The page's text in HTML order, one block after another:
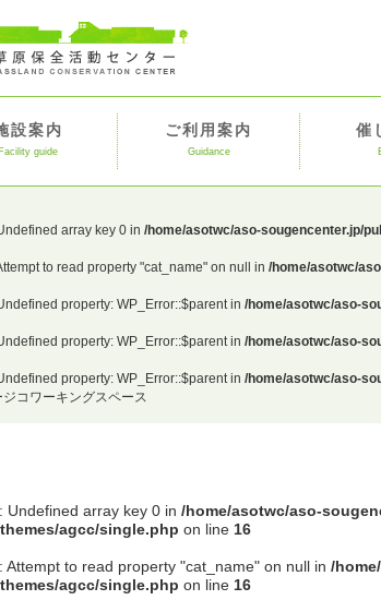
設案内
Facility guide
ご利用案内
Guidance
催
array key 0 in /home/asotwc/aso-sougencenter.jp/
to read property "cat_name" on null in /home/asotwc/
property: WP_Error::$parent in /home/asotwc/aso-
property: WP_Error::$parent in /home/asotwc/aso-
property: WP_Error::$parent in /home/asotwc/aso-
ジコワーキングスペース
: Undefined array key 0 in /home/asotwc/aso-
agcc/single.php on line 16
: Attempt to read property "cat_name" on null in /
agcc/single.php on line 16